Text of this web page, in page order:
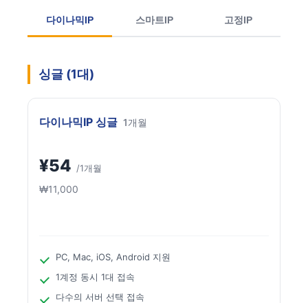
회원가입
다이나믹IP 스마트IP 고정IP
싱글 (1대)
다이나믹IP 싱글 1개월
¥54 /1개월
₩11,000
PC, Mac, iOS, Android 지원
1계정 동시 1대 접속
다수의 서버 선택 접속